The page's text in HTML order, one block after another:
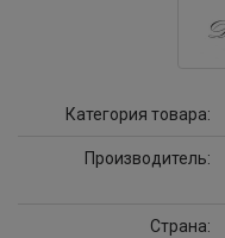
Категория товара:
Производитель:
Страна: